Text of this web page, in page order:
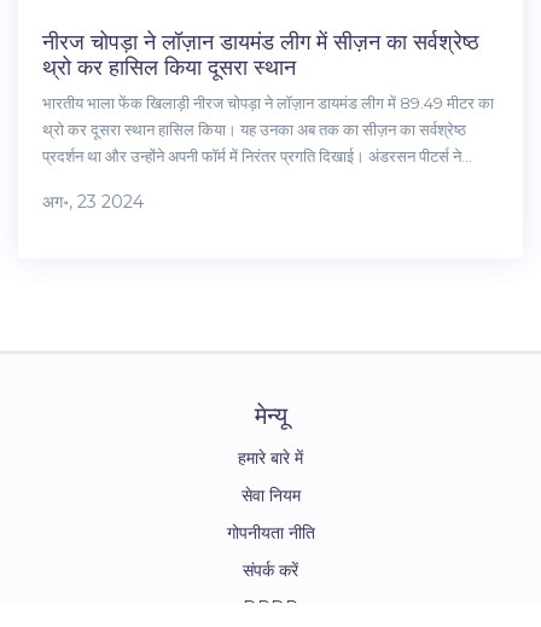
नीरज चोपड़ा ने लॉज़ान डायमंड लीग में सीज़न का सर्वश्रेष्ठ
थ्रो कर हासिल किया दूसरा स्थान
भारतीय भाला फेंक खिलाड़ी नीरज चोपड़ा ने लॉज़ान डायमंड लीग में 89.49 मीटर का
थ्रो कर दूसरा स्थान हासिल किया। यह उनका अब तक का सीज़न का सर्वश्रेष्ठ
प्रदर्शन था और उन्होंने अपनी फॉर्म में निरंतर प्रगति दिखाई। अंडरसन पीटर्स ने
अग॰, 23 2024
मेन्यू
हमारे बारे में
सेवा नियम
गोपनीयता नीति
संपर्क करें
DPDP